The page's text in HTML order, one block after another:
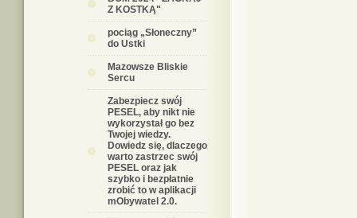
Z KOSTKĄ"
pociąg „Słoneczny”
do Ustki
Mazowsze Bliskie
Sercu
Zabezpiecz swój
PESEL, aby nikt nie
wykorzystał go bez
Twojej wiedzy.
Dowiedz się, dlaczego
warto zastrzec swój
PESEL oraz jak
szybko i bezpłatnie
zrobić to w aplikacji
mObywatel 2.0.